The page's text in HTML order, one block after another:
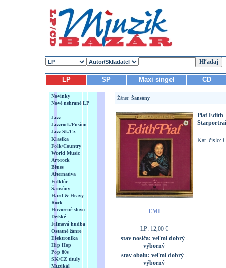
LP SP Maxi singel CD
Novinky
Nové nehrané LP
Jazz
Jazzrock/Fusion
Jazz Sk/Cz
Klasika
Folk/Country
World Music
Art-rock
Blues
Alternatíva
Folklór
Šansóny
Hard & Heavy
Rock
Hovorené slovo
Detské
Filmová hudba
Ostatné žánre
Elektronika
Hip Hop
Pop 80s
SK/CZ tituly
Muzikál
Žáner: Šansóny
EMI
LP: 12,00 €
stav nosiča: veľmi dobrý -
výborný
stav obalu: veľmi dobrý -
výborný
Piaf Edith
Kat. číslo: